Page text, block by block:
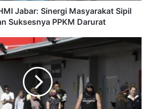
Jabar: Sinergi Masyarakat Sipil
Suksesnya PPKM Darurat